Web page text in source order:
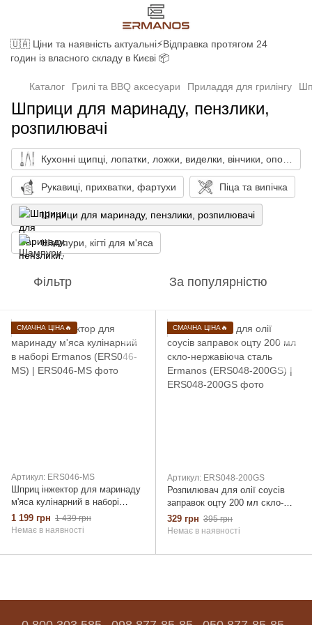
🇺🇦 Ціни та наявність актуальні⚡Відправка протягом 24
годин із власного складу в Києві 📦
Каталог Грилі та BBQ аксесуари Приладдя для грилінгу
Шприци для маринаду, пензлики,
розпилювачі
Рукавиці, прихватки, фартухи Піца та випічка
Шприци для маринаду, пензлики, розпилювачі
Шампури, кігті для м'яса
Фільтр За популярністю
СМАЧНА ЦІНА🔥
Артикул: ERS046-MS
Шприц інжектор для маринаду
м'яса кулінарний в наборі
Ermanos (ERS046-MS)
1 199 грн 1 439 грн
Немає в наявності
СМАЧНА ЦІНА🔥
Артикул: ERS048-200GS
Розпилювач для олії соусів
заправок оцту 200 мл скло-
нержавіюча сталь Ermanos
(ERS048-200GS)
329 грн 395 грн
Немає в наявності